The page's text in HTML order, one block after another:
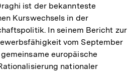
ist der bekannteste
Kurswechsels in der
In seinem Bericht zur
vom September
europäische
nationaler